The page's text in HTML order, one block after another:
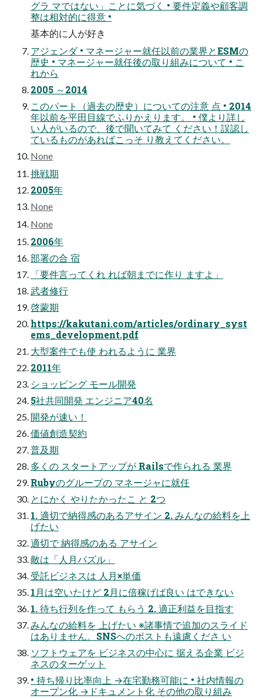
グラ マではない」ことに気づく • 要件定義や顧客調
整は相対的に得意 •
基本的に人が好き
アジェンダ • マネージャー就任以前の業界とESMの
歴史 • マネージャー就任後の取り組みについて • こ
れから
2005 ～2014
このパート（過去の歴史）についての注意 点 • 2014
年以前を平田目線でふりかえります。 • 僕より詳し
い人がいるので、後で聞いてみて ください！誤認し
ているものがあればこっそ り教えてください。
None
挑戦期
2005年
None
None
2006年
部署の合 宿
「要件言ってくれ れば朝までに作り ますよ」
武者修行
啓蒙期
https://kakutani.com/articles/ordinary_syst
ems_development.pdf
大型案件でも使 われるように 業界
2011年
ショッピング モール開発
5社共同開発 エンジニア40名
開発が速い！
価値創造契約
普及期
多くの スタートアップが Railsで作られる 業界
Rubyのグループの マネージャに就任
とにかく やりたかったこ と 2つ
1. 適切で納得感のあるアサイン 2. みんなの給料を上
げたい
適切で 納得感のある アサイン
敵は「人月パズル」
受託ビジネスは 人月×単価
1月は空いたけど 2月に倍稼げば良い はできない
1. 待ち行列を作って もらう 2. 適正利益を目指す
みんなの給料を 上げたい ※諸事情で追加のスライド
はありません。SNSへのポストも遠慮くださ い
ソフトウェアを ビジネスの中心に 据える企業 ビジ
ネスのターゲット
• 持ち帰り比率向上 →在宅勤務可能に • 社内情報の
オープン化 →ドキュメント化 その他の取り組み